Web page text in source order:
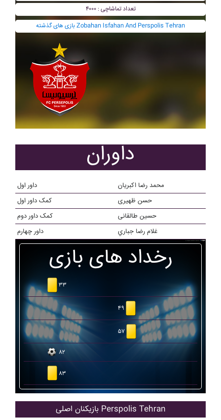
تعداد تماشاچی : ۴۰۰۰
بازی های گذشته Zobahan Isfahan And Perspolis Tehran
داوران
داور اول
محمد رضا اکبریان
کمک داور اول
حسن ظهیری
کمک داور دوم
حسین طالقانی
داور چهارم
غلام رضا جباري
رخداد های بازی
۳۳
۴۹
۵۷
۸۲
۸۳
بازیکنان اصلی Perspolis Tehran